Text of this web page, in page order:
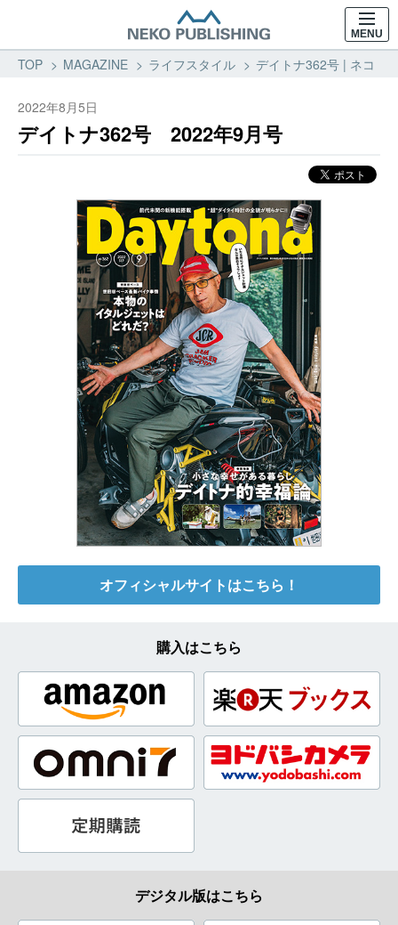
MENU
TOP MAGAZINE ライフスタイル デイトナ362号 | ネコ・
2022年8月5日
デイトナ362号 2022年9月号
オフィシャルサイトはこちら！
購入はこちら
デジタル版はこちら